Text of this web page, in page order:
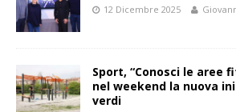
12 Dicembre 2025
Sport, “Conosci le aree
nel weekend la nuova
verdi